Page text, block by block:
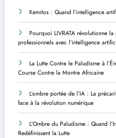
Kemitos : Quand l’intelligence
Pourquoi LIVRATA révolutionne
professionnels avec l’intelligence
La Lutte Contre le Paludisme à
Course Contre la Montre Africaine
L’ombre portée de l’IA : La
face à la révolution numérique
L’Ombre du Paludisme : Quand
Redéfinissent la Lutte